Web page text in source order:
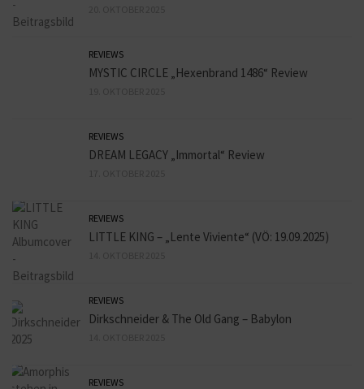
REVIEWS
MYSTIC CIRCLE „Hexenbrand 1486“ Review
REVIEWS
DREAM LEGACY „Immortal“ Review
REVIEWS
LITTLE KING – „Lente Viviente“ (VÖ: 19.09.2025)
REVIEWS
Dirkschneider & The Old Gang – Babylon
REVIEWS